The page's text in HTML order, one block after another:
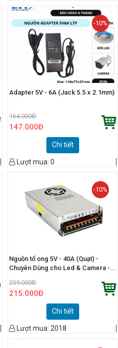
-10%
Adapter 5V - 6A (Jack 5.5 x 2.1mm)
164.000Đ
147.000Đ
Chi tiết
Lượt mua: 0
-10%
Nguồn tổ ong 5V - 40A (Quạt) -
Chuyên Dùng cho Led & Camera -...
239.000Đ
215.000Đ
Chi tiết
Lượt mua: 2018